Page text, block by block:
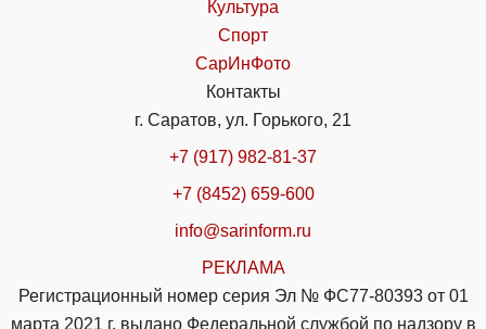
Культура
Спорт
СарИнФото
Контакты
г. Саратов, ул. Горького, 21
+7 (917) 982-81-37
+7 (8452) 659-600
info@sarinform.ru
РЕКЛАМА
Регистрационный номер серия Эл № ФС77-80393 от 01
марта 2021 г. выдано Федеральной службой по надзору в